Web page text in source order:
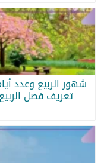
شهور الربيع وعدد
تعريف فصل الربيع